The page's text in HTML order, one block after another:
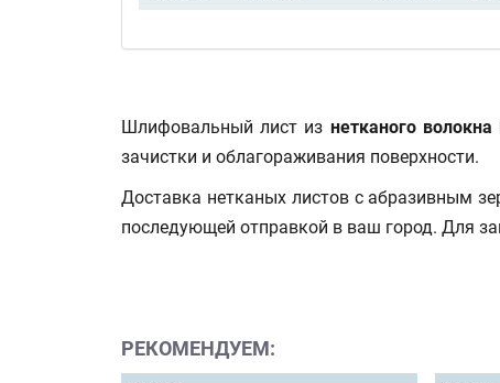
Шлифовальный лист из нетканого волокна
зачистки и облагораживания поверхности.
Доставка нетканых листов с абразивным
последующей отправкой в ваш город. Для
РЕКОМЕНДУЕМ: